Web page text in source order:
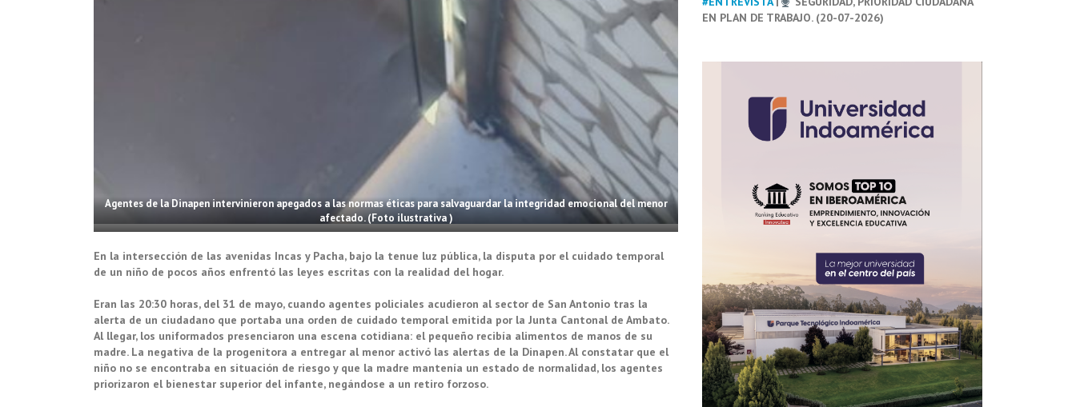
Agentes de la Dinapen intervinieron apegados a las normas éticas para salvaguardar la integridad emocional del menor
afectado. (Foto ilustrativa )
En la intersección de las avenidas Incas y Pacha, bajo la tenue luz pública, la disputa por el cuidado temporal
de un niño de pocos años enfrentó las leyes escritas con la realidad del hogar.
Eran las 20:30 horas, del 31 de mayo, cuando agentes policiales acudieron al sector de San Antonio tras la
alerta de un ciudadano que portaba una orden de cuidado temporal emitida por la Junta Cantonal de Ambato.
Al llegar, los uniformados presenciaron una escena cotidiana: el pequeño recibía alimentos de manos de su
madre. La negativa de la progenitora a entregar al menor activó las alertas de la Dinapen. Al constatar que el
niño no se encontraba en situación de riesgo y que la madre mantenía un estado de normalidad, los agentes
priorizaron el bienestar superior del infante, negándose a un retiro forzoso.
EN PLAN DE TRABAJO. (20-07-2026)